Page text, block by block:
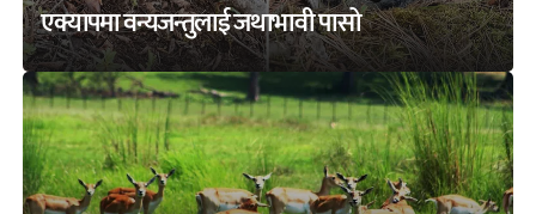
एक्यापमा वन्यजन्तुलाई जथाभावी पासो